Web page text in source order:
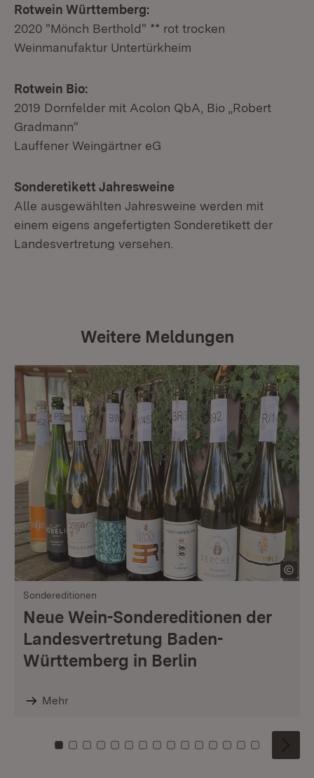
Rotwein Württemberg:
2020 "Mönch Berthold" ** rot trocken
Weinmanufaktur Untertürkheim
Rotwein Bio:
2019 Dornfelder mit Acolon QbA, Bio „Robert
Gradmann“
Lauffener Weingärtner eG
Sonderetikett Jahresweine
Alle ausgewählten Jahresweine werden mit
einem eigens angefertigten Sonderetikett der
Landesvertretung versehen.
Weitere Meldungen
Sondereditionen
Neue Wein-Sondereditionen der
Landesvertretung Baden-
Württemberg in Berlin
Mehr
Zu Kachel: 0
Zu Kachel: 1
Zu Kachel: 2
Zu Kachel: 3
Zu Kachel: 4
Zu Kachel: 5
Zu Kachel: 6
Zu Kachel: 7
Zu Kachel: 8
Zu Kachel: 9
Zu Kachel: 10
Zu Kachel: 11
Zu Kachel: 12
Zu Kachel:
Zu